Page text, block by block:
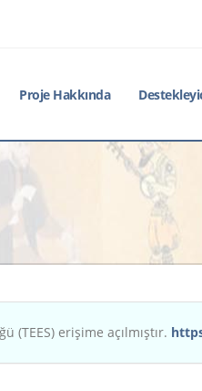
Proje Hakkında
(TEES) erişime açılmıştır.